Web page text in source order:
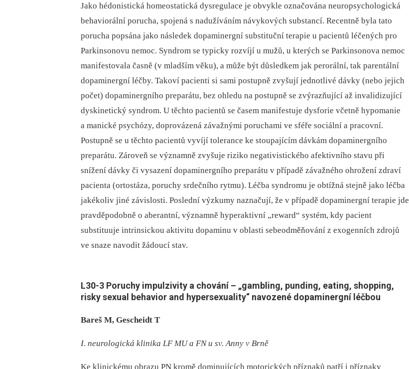
Jako hédonistická homeostatická dysregulace je obvykle označována neuropsychologická
behaviorální porucha, spojená s nad­užíváním návykových substancí. Recentně byla tato
porucha popsána jako následek dopaminergní substituční terapie u pacientů léčených pro
Parkinsonovu nemoc. Syndrom se typicky rozvíjí u mužů, u kterých se Parkinsonova nemoc
manifestovala časně (v mladším věku), a může být důsledkem jak perorální, tak parentální
dopaminergní léčby. Takoví pacienti si sami postupně zvyšují jednotlivé dávky (nebo jejich
počet) dopaminergního preparátu, bez ohledu na postupně se zvýrazňující až invalidizující
dyskinetický syndrom. U těchto pacientů se časem manifestuje dysforie včetně hypomanie
a manické psychózy, doprovázená závažnými poruchami ve sféře sociální a pracovní.
Postupně se u těchto pacientů vyvíjí tolerance ke stoupajícím dávkám dopaminergního
preparátu. Zároveň se významně zvyšuje riziko negativistického afektivního stavu při
snížení dávky či vysazení dopaminergního preparátu v případě závažného ohrožení zdraví
pacienta (ortostáza, poruchy srdečního rytmu). Léčba syndromu je obtížná stejně jako léčba
jakékoliv jiné závislosti. Poslední výzkumy naznačují, že v případě dopaminergní terapie jde
pravděpodobně o aberantní, významně hyperaktivní „reward“ systém, kdy pacient
substituuje intrinsickou aktivitu dopaminu v oblasti sebeodměňování z exogenních zdrojů
ve snaze navodit žádoucí stav.
L30-3 Poruchy impulzivity a chování – „gambling, punding, eating, shopping,
risky sexual behavior and hypersexuality“ navozené dopaminergní léčbou
Bareš M, Gescheidt T
I. neurologická klinika LF MU a FN u sv. Anny v Brně
Ke klinickému obrazu PN kromě dominujících motorických příznaků patří i příznaky